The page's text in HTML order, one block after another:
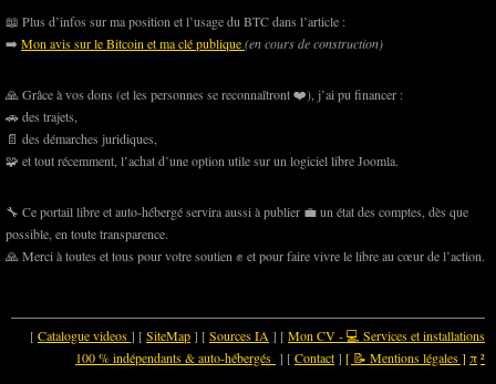
📖 Plus d’infos sur ma position et l’usage du BTC dans l’article :
➡️ Mon avis sur le Bitcoin et ma clé publique(en cours de construction)
🙏 Grâce à vos dons (et les personnes se reconnaîtront ❤️), j’ai pu financer :
🚗 des trajets,
📄 des démarches juridiques,
🧩 et tout récemment, l’achat d’une option utile sur un logiciel libre Joomla.
🔧 Ce portail libre et auto-hébergé servira aussi à publier 💼 un état des comptes, dès que
possible, en toute transparence.
🙏 Merci à toutes et tous pour votre soutien ✊ et pour faire vivre le libre au cœur de l’action.
[Catalogue videos] [SiteMap] [Sources IA ] [Mon CV - 💻 Services et installations
100 % indépendants & auto-hébergés ] [Contact] [ 📝 Mentions légales ] π²